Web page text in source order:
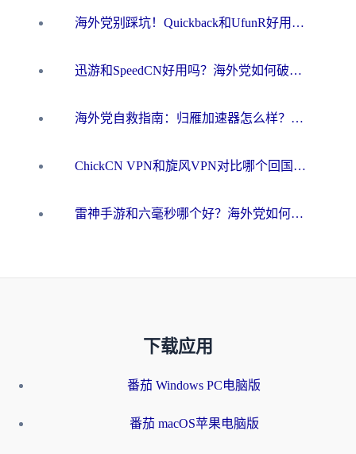
海外党别踩坑！Quickback和UfunR好用吗？选对回国加速器才能无缝刷国内资源
迅游和SpeedCN好用吗？海外党如何破解那道看不见的墙
海外党自救指南：归雁加速器怎么样？教你避开坑实现国内资源无缝访问
ChickCN VPN和旋风VPN对比哪个回国效果更好？海外用户的选择困境与出路
雷神手游和六毫秒哪个好？海外党如何真正解锁国内资源
下载应用
番茄 Windows PC电脑版
番茄 macOS苹果电脑版